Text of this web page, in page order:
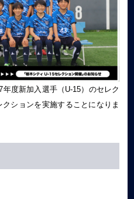
度新加入選手（U-15）のセレク
ションを実施することになりま